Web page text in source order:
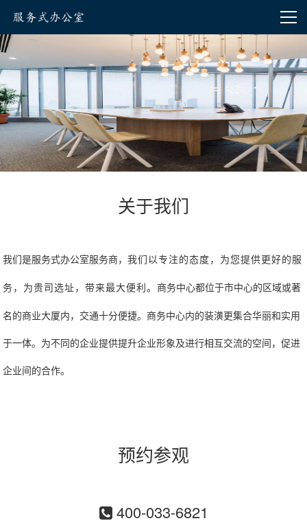
关于我们
我们是服务式办公室服务商，我们以专注的态度，为您提供更好的服
务，为贵司选址，带来最大便利。商务中心都位于市中心的区域或著
名的商业大厦内，交通十分便捷。商务中心内的装潢更集合华丽和实用
于一体。为不同的企业提供提升企业形象及进行相互交流的空间，促进
企业间的合作。
预约参观
400-033-6821